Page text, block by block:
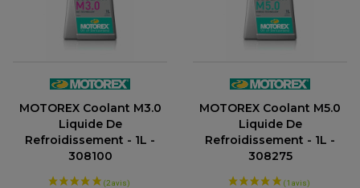
MOTOREX Coolant M3.0
Liquide De
Refroidissement - 1L -
308100
MOTOREX Coolant M5.0
Liquide De
Refroidissement - 1L -
308275